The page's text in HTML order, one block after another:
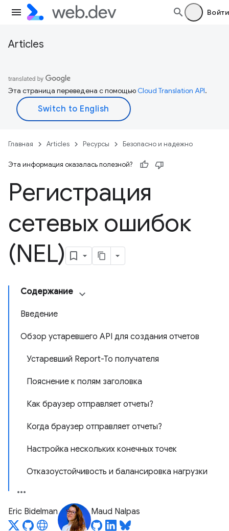
Войти
Articles
Эта страница переведена с помощьюCloud Translation API.
Главная Articles Ресурсы Безопасно и надежно
Эта информация оказалась полезной?
Регистрация
сетевых ошибок
(NEL)
Содержание
Введение
Обзор устаревшего API для создания отчетов
Устаревший Report-To получателя
Пояснение к полям заголовка
Как браузер отправляет отчеты?
Когда браузер отправляет отчеты?
Настройка нескольких конечных точек
Отказоустойчивость и балансировка нагрузки
Eric Bidelman Maud Nalpas